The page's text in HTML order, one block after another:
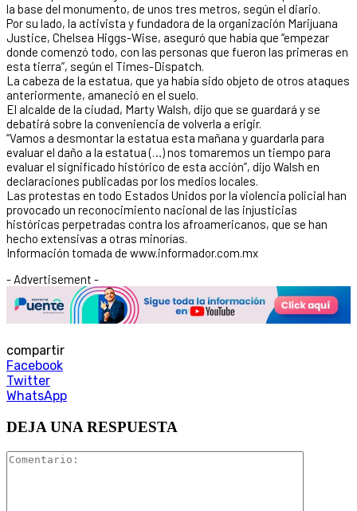
la base del monumento, de unos tres metros, según el diario.
Por su lado, la activista y fundadora de la organización Marijuana
Justice, Chelsea Higgs-Wise, aseguró que había que “empezar
donde comenzó todo, con las personas que fueron las primeras en
esta tierra”, según el Times-Dispatch.
La cabeza de la estatua, que ya había sido objeto de otros ataques
anteriormente, amaneció en el suelo.
El alcalde de la ciudad, Marty Walsh, dijo que se guardará y se
debatirá sobre la conveniencia de volverla a erigir.
“Vamos a desmontar la estatua esta mañana y guardarla para
evaluar el daño a la estatua (…) nos tomaremos un tiempo para
evaluar el significado histórico de esta acción”, dijo Walsh en
declaraciones publicadas por los medios locales.
Las protestas en todo Estados Unidos por la violencia policial han
provocado un reconocimiento nacional de las injusticias
históricas perpetradas contra los afroamericanos, que se han
hecho extensivas a otras minorías.
Información tomada de www.informador.com.mx
- Advertisement -
compartir
Facebook
Twitter
WhatsApp
DEJA UNA RESPUESTA